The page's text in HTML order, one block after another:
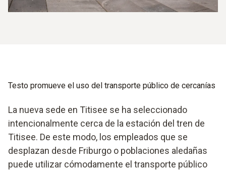
Testo promueve el uso del transporte público de cercanías
La nueva sede en Titisee se ha seleccionado
intencionalmente cerca de la estación del tren de
Titisee. De este modo, los empleados que se
desplazan desde Friburgo o poblaciones aledañas
puede utilizar cómodamente el transporte público